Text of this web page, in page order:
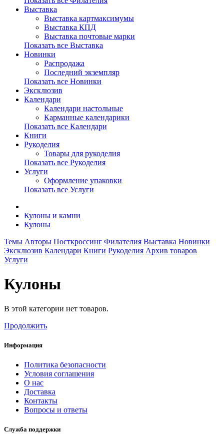
Выставка
Выставка картмаксимумы
Выставка КПД
Выставка почтовые марки
Показать все Выставка
Новинки
Распродажа
Последний экземпляр
Показать все Новинки
Эксклюзив
Календари
Календари настольные
Карманные календарики
Показать все Календари
Книги
Рукоделия
Товары для рукоделия
Показать все Рукоделия
Услуги
Оформление упаковки
Показать все Услуги
Кулоны и камни
Кулоны
Темы Авторы Посткроссинг Филателия Выставка Новинки
Эксклюзив Календари Книги Рукоделия Архив товаров
Услуги
Кулоны
В этой категории нет товаров.
Продолжить
Информация
Политика безопасности
Условия соглашения
О нас
Доставка
Контакты
Вопросы и ответы
Служба поддержки